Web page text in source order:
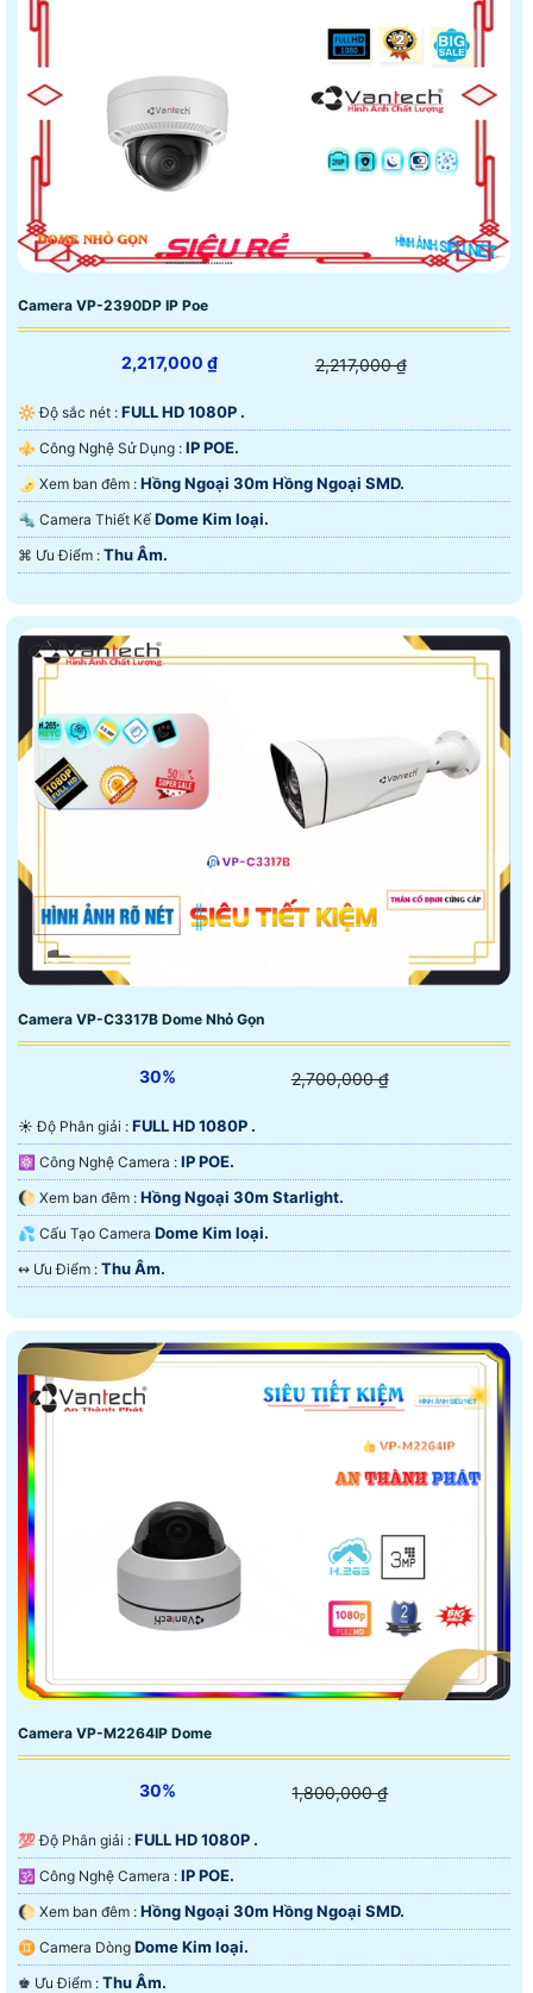
Camera VP-2390DP IP Poe
2,217,000 ₫ 2,217,000 ₫
🔆 Độ sắc nét : FULL HD 1080P .
⚜️ Công Nghệ Sử Dụng : IP POE.
🌛 Xem ban đêm : Hồng Ngoại 30m Hồng Ngoại SMD.
🔩 Camera Thiết Kế Dome Kim loại.
️⌘ Ưu Điểm : Thu Âm.
Camera VP-C3317B Dome Nhỏ Gọn
30% 2,700,000 ₫
☀️ Độ Phân giải : FULL HD 1080P .
⚛️ Công Nghệ Camera : IP POE.
🌔 Xem ban đêm : Hồng Ngoại 30m Starlight.
💦 Cấu Tạo Camera Dome Kim loại.
️↭ Ưu Điểm : Thu Âm.
Camera VP-M2264IP Dome
30% 1,800,000 ₫
💯 Độ Phân giải : FULL HD 1080P .
🕉️ Công Nghệ Camera : IP POE.
🌔 Xem ban đêm : Hồng Ngoại 30m Hồng Ngoại SMD.
♊ Camera Dòng Dome Kim loại.
️♚ Ưu Điểm : Thu Âm.